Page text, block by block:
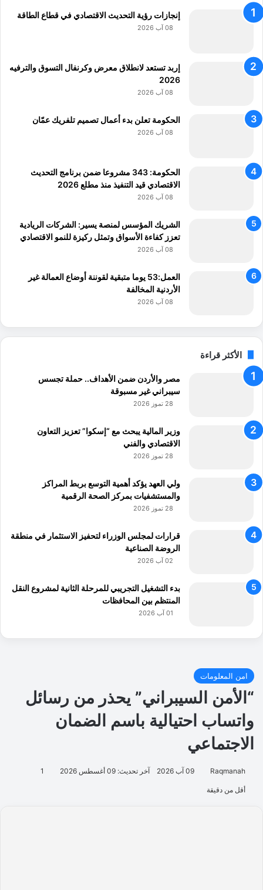
بً
ا
e
a
i
o
إنجازات رؤية التحديث الاقتصادي في قطاع الطاقة
08 آب 2026
إربد تستعد لانطلاق معرض وكرنفال التسوق والترفيه
2026
08 آب 2026
الحكومة تعلن بدء أعمال تصميم تلفريك عمّان
08 آب 2026
الحكومة: 343 مشروعا ضمن برنامج التحديث
الاقتصادي قيد التنفيذ منذ مطلع 2026
08 آب 2026
الشريك المؤسس لمنصة يسير: الشركات الريادية
تعزز كفاءة الأسواق وتمثل ركيزة للنمو الاقتصادي
08 آب 2026
العمل:53 يوما متبقية لقوننة أوضاع العمالة غير
الأردنية المخالفة
08 آب 2026
الأكثر قراءة
مصر والأردن ضمن الأهداف.. حملة تجسس
سيبراني غير مسبوقة
28 تموز 2026
وزير المالية يبحث مع “إسكوا” تعزيز التعاون
الاقتصادي والفني
28 تموز 2026
ولي العهد يؤكد أهمية التوسع بربط المراكز
والمستشفيات بمركز الصحة الرقمية
28 تموز 2026
قرارات لمجلس الوزراء لتحفيز الاستثمار في منطقة
الروضة الصناعية
02 آب 2026
بدء التشغيل التجريبي للمرحلة الثانية لمشروع النقل
المنتظم بين المحافظات
01 آب 2026